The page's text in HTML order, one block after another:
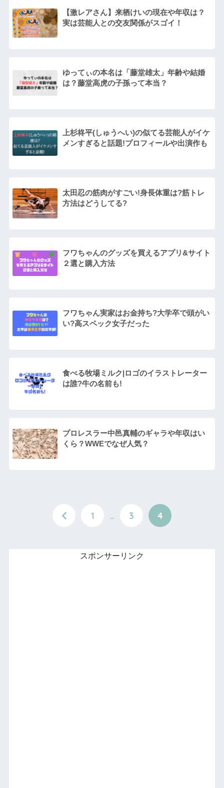
【激レアさん】来栖けいの現在や年収は？
実は芸能人との交友関係がスゴイ！
ゆってぃの本名は「藤堂雄太」年齢や結婚
は？藤堂高虎の子孫って本当？
上杉柊平(しゅうへい)の似てる芸能人がイケ
メンすぎると話題!プロフィールや出演作も
太田忍の筋肉がすごい!身長体重は?筋トレ
方法はどうしてる?
フワちゃんのグッズを買えるアプリ&サイト
２選と購入方法
フワちゃん実家はお金持ち?大学卒で頭がい
い?高スペック女子だった
食べる牧場ミルク|ロゴのイラストレーター
は誰?牛の名前も!
プロレスラー中邑真輔のギャラや年収はい
くら？WWEでなぜ人気？
1 … 3 4
スポンサーリンク